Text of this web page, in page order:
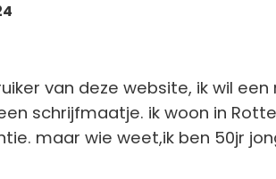
van deze website, ik wil een
schrijfmaatje. ik woon in
maar wie weet,ik ben 50jr